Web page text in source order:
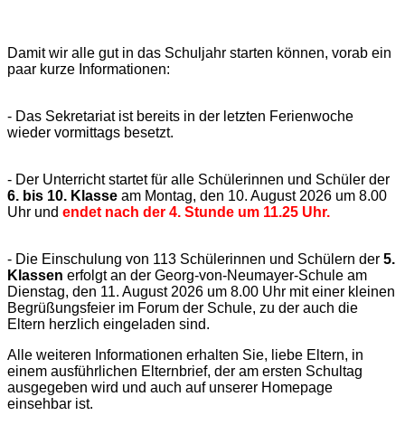
Damit wir alle gut in das Schuljahr starten können, vorab ein
paar kurze Informationen:
- Das Sekretariat ist bereits in der letzten Ferienwoche
wieder vormittags besetzt.
- Der Unterricht startet für alle Schülerinnen und Schüler der
6. bis 10. Klasse am Montag, den 10. August 2026 um 8.00
Uhr und endet nach der 4. Stunde um 11.25 Uhr.
- Die Einschulung von 113 Schülerinnen und Schülern der 5.
Klassen erfolgt an der Georg-von-Neumayer-Schule am
Dienstag, den 11. August 2026 um 8.00 Uhr mit einer kleinen
Begrüßungsfeier im Forum der Schule, zu der auch die
Eltern herzlich eingeladen sind.
Alle weiteren Informationen erhalten Sie, liebe Eltern, in
einem ausführlichen Elternbrief, der am ersten Schultag
ausgegeben wird und auch auf unserer Homepage
einsehbar ist.